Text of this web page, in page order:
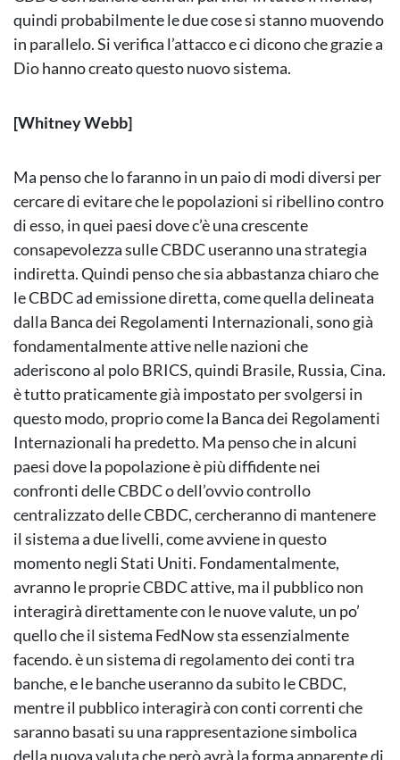
quindi probabilmente le due cose si stanno muovendo
in parallelo. Si verifica l’attacco e ci dicono che grazie a
Dio hanno creato questo nuovo sistema.
[Whitney Webb]
Ma penso che lo faranno in un paio di modi diversi per
cercare di evitare che le popolazioni si ribellino contro
di esso, in quei paesi dove c’è una crescente
consapevolezza sulle CBDC useranno una strategia
indiretta. Quindi penso che sia abbastanza chiaro che
le CBDC ad emissione diretta, come quella delineata
dalla Banca dei Regolamenti Internazionali, sono già
fondamentalmente attive nelle nazioni che
aderiscono al polo BRICS, quindi Brasile, Russia, Cina.
è tutto praticamente già impostato per svolgersi in
questo modo, proprio come la Banca dei Regolamenti
Internazionali ha predetto. Ma penso che in alcuni
paesi dove la popolazione è più diffidente nei
confronti delle CBDC o dell’ovvio controllo
centralizzato delle CBDC, cercheranno di mantenere
il sistema a due livelli, come avviene in questo
momento negli Stati Uniti. Fondamentalmente,
avranno le proprie CBDC attive, ma il pubblico non
interagirà direttamente con le nuove valute, un po’
quello che il sistema FedNow sta essenzialmente
facendo. è un sistema di regolamento dei conti tra
banche, e le banche useranno da subito le CBDC,
mentre il pubblico interagirà con conti correnti che
saranno basati su una rappresentazione simbolica
della nuova valuta che però avrà la forma apparente di